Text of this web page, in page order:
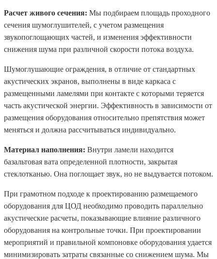
Расчет живого сечения: Мы подбираем площадь проходного
сечения шумоглушителей, с учетом размещения
звукопоглощающих частей, и изменения эффективности
снижения шума при различной скорости потока воздуха.
Шумоглушающие ограждения, в отличие от стандартных
акустических экранов, выполнены в виде каркаса с
размещенными ламелями при контакте с которыми теряется
часть акустической энергии. Эффективность в зависимости от
размещения оборудования относительно препятствия может
меняться и должна рассчитываться индивидуально.
Материал наполнения: Внутри ламели находится
базальтовая вата определенной плотности, закрытая
стеклотканью. Она поглощает звук, но не выдувается потоком.
При грамотном подходе к проектированию размещаемого
оборудования для ЦОД необходимо проводить параллельно
акустические расчеты, показывающие влияние различного
оборудования на контрольные точки. При проектировании
мероприятий и правильной компоновке оборудования удается
минимизировать затраты связанные со снижением шума. Мы